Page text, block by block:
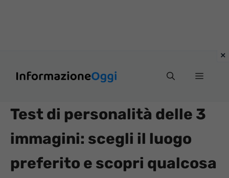
Menu
Test di personalità delle 3
immagini: scegli il luogo
preferito e scopri qualcosa